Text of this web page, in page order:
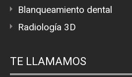
Blanqueamiento dental
Radiología 3D
TE LLAMAMOS